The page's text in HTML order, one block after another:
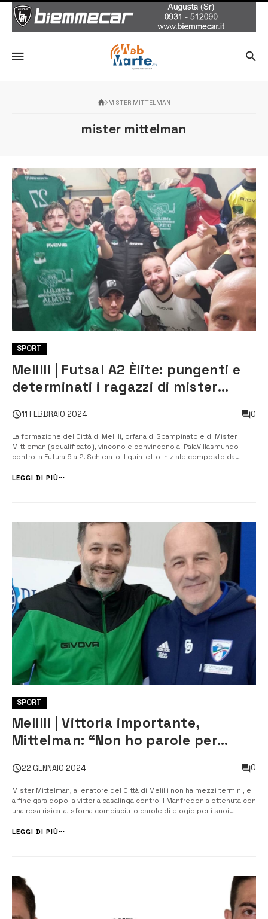
MISTER MITTELMAN
mister mittelman
SPORT
Melilli | Futsal A2 Èlite: pungenti e
determinati i ragazzi di mister
11 FEBBRAIO 2024 0
La formazione del Città di Melilli, orfana di Spampinato e di Mister
Mittleman (squalificato), vincono e convincono al PalaVillasmundo
contro la Futura 6 a 2. Schierato il quintetto iniziale composto da
Parisi tra i pali, Scopelliti, Honorio, Falcone e Minnella. Al 12’ [&h...
LEGGI DI PIÙ
SPORT
Melilli | Vittoria importante,
Mittelman: “Non ho parole per
22 GENNAIO 2024 0
Mister Mittelman, allenatore del Città di Melilli non ha mezzi termini, e
a fine gara dopo la vittoria casalinga contro il Manfredonia ottenuta con
una rosa risicata, sforna compiaciuto parole di elogio per i suoi
e fondamentale, – ha commentato mister Mittelman &#8...
LEGGI DI PIÙ